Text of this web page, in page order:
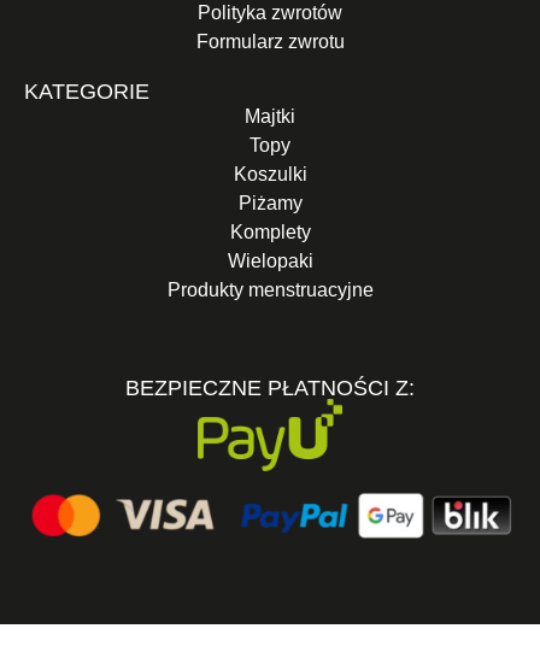
Polityka zwrotów
Formularz zwrotu
KATEGORIE
Majtki
Topy
Koszulki
Piżamy
Komplety
Wielopaki
Produkty menstruacyjne
BEZPIECZNE PŁATNOŚCI Z: